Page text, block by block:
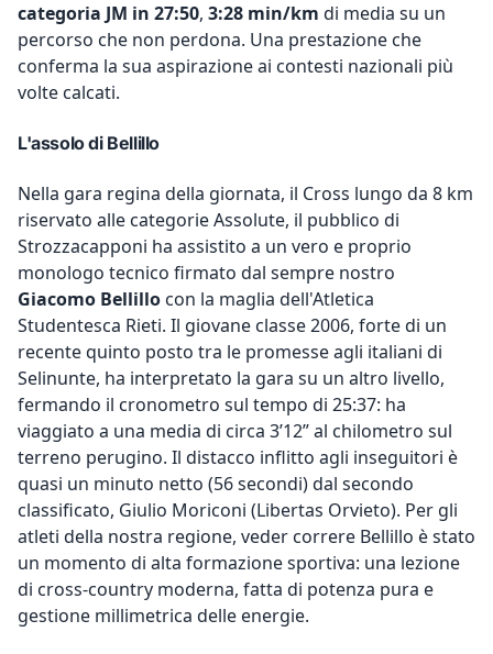
categoria JM in 27:50, 3:28 min/km di media su un
percorso che non perdona. Una prestazione che
conferma la sua aspirazione ai contesti nazionali più
volte calcati.
L'assolo di Bellillo
Nella gara regina della giornata, il Cross lungo da 8 km
riservato alle categorie Assolute, il pubblico di
Strozzacapponi ha assistito a un vero e proprio
monologo tecnico firmato dal sempre nostro
Giacomo Bellillo con la maglia dell'Atletica
Studentesca Rieti. Il giovane classe 2006, forte di un
recente quinto posto tra le promesse agli italiani di
Selinunte, ha interpretato la gara su un altro livello,
fermando il cronometro sul tempo di 25:37: ha
viaggiato a una media di circa 3’12” al chilometro sul
terreno perugino. Il distacco inflitto agli inseguitori è
quasi un minuto netto (56 secondi) dal secondo
classificato, Giulio Moriconi (Libertas Orvieto). Per gli
atleti della nostra regione, veder correre Bellillo è stato
un momento di alta formazione sportiva: una lezione
di cross-country moderna, fatta di potenza pura e
gestione millimetrica delle energie.